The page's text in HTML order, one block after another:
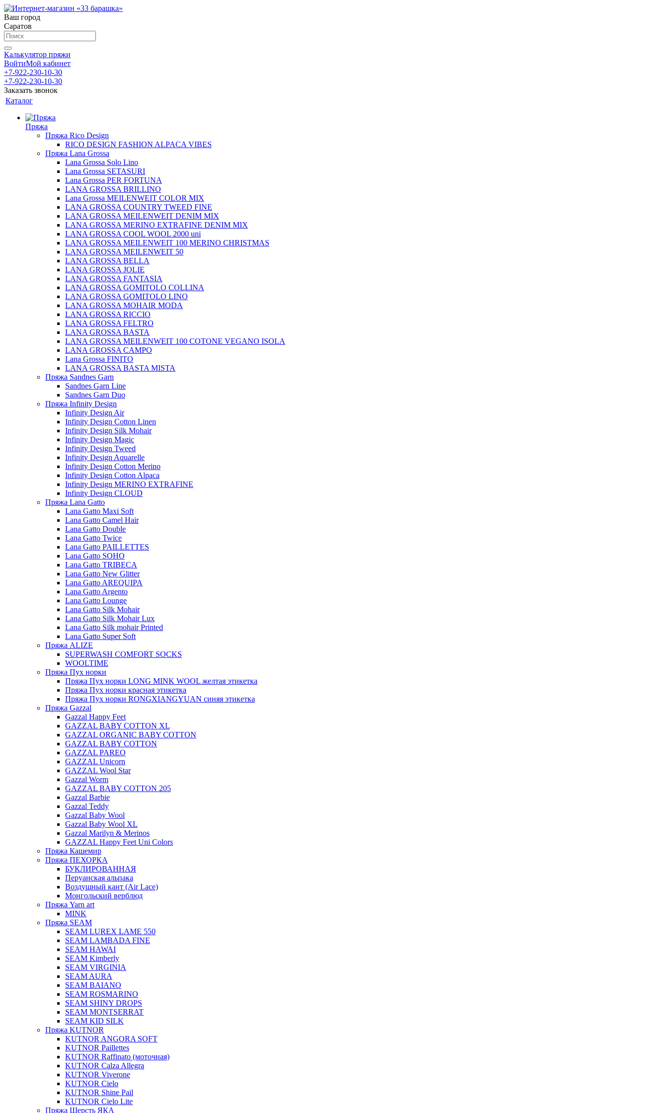
Ваш город
Саратов
Калькулятор пряжи
ВойтиМой кабинет
+7-922-230-10-30
+7-922-230-10-30
Заказать звонок
Каталог
Пряжа
Пряжа Rico Design
RICO DESIGN FASHION ALPACA VIBES
Пряжа Lana Grossa
Lana Grossa Solo Lino
Lana Grossa SETASURI
Lana Grossa PER FORTUNA
LANA GROSSA BRILLINO
Lana Grossa MEILENWEIT COLOR MIX
LANA GROSSA COUNTRY TWEED FINE
LANA GROSSA MEILENWEIT DENIM MIX
LANA GROSSA MERINO EXTRAFINE DENIM MIX
LANA GROSSA COOL WOOL 2000 uni
LANA GROSSA MEILENWEIT 100 MERINO CHRISTMAS
LANA GROSSA MEILENWEIT 50
LANA GROSSA BELLA
LANA GROSSA JOLIE
LANA GROSSA FANTASIA
LANA GROSSA GOMITOLO COLLINA
LANA GROSSA GOMITOLO LINO
LANA GROSSA MOHAIR MODA
LANA GROSSA RICCIO
LANA GROSSA FELTRO
LANA GROSSA BASTA
LANA GROSSA MEILENWEIT 100 COTONE VEGANO ISOLA
LANA GROSSA CAMPO
Lana Grossa FINITO
LANA GROSSA BASTA MISTA
Пряжа Sandnes Garn
Sandnes Garn Line
Sandnes Garn Duo
Пряжа Infinity Design
Infinity Design Air
Infinity Design Cotton Linen
Infinity Design Silk Mohair
Infinity Design Magic
Infinity Design Tweed
Infinity Design Aquarelle
Infinity Design Cotton Merino
Infinity Design Cotton Alpaca
Infinity Design MERINO EXTRAFINE
Infinity Design CLOUD
Пряжа Lana Gatto
Lana Gatto Maxi Soft
Lana Gatto Camel Hair
Lana Gatto Double
Lana Gatto Twice
Lana Gatto PAILLETTES
Lana Gatto SOHO
Lana Gatto TRIBECA
Lana Gatto New Glitter
Lana Gatto AREQUIPA
Lana Gatto Argento
Lana Gatto Lounge
Lana Gatto Silk Mohair
Lana Gatto Silk Mohair Lux
Lana Gatto Silk mohair Printed
Lana Gatto Super Soft
Пряжа ALIZE
SUPERWASH COMFORT SOCKS
WOOLTIME
Пряжа Пух норки
Пряжа Пух норки LONG MINK WOOL желтая этикетка
Пряжа Пух норки красная этикетка
Пряжа Пух норки RONGXIANGYUAN синяя этикетка
Пряжа Gazzal
Gazzal Happy Feet
GAZZAL BABY COTTON XL
GAZZAL ORGANIC BABY COTTON
GAZZAL BABY COTTON
GAZZAL PAREO
GAZZAL Unicorn
GAZZAL Wool Star
Gazzal Worm
GAZZAL BABY COTTON 205
Gazzal Barbie
Gazzal Teddy
Gazzal Baby Wool
Gazzal Baby Wool XL
Gazzal Marilyn & Merinos
GAZZAL Happy Feet Uni Colors
Пряжа Кашемир
Пряжа ПЕХОРКА
БУКЛИРОВАННАЯ
Перуанская альпака
Воздушный кант (Air Lace)
Монгольский верблюд
Пряжа Yarn art
MINK
Пряжа SEAM
SEAM LUREX LAME 550
SEAM LAMBADA FINE
SEAM HAWAI
SEAM Kimberly
SEAM VIRGINIA
SEAM AURA
SEAM BAIANO
SEAM ROSMARINO
SEAM SHINY DROPS
SEAM MONTSERRAT
SEAM KID SILK
Пряжа KUTNOR
KUTNOR ANGORA SOFT
KUTNOR Paillettes
KUTNOR Raffinato (моточная)
KUTNOR Calza Allegra
KUTNOR Viverone
KUTNOR Cielo
KUTNOR Shine Pail
KUTNOR Cielo Lite
Пряжа Шерсть ЯКА